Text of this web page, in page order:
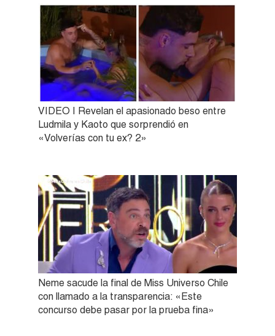
VIDEO | Revelan el apasionado beso entre
Ludmila y Kaoto que sorprendió en
«Volverías con tu ex? 2»
Neme sacude la final de Miss Universo Chile
con llamado a la transparencia: «Este
concurso debe pasar por la prueba fina»